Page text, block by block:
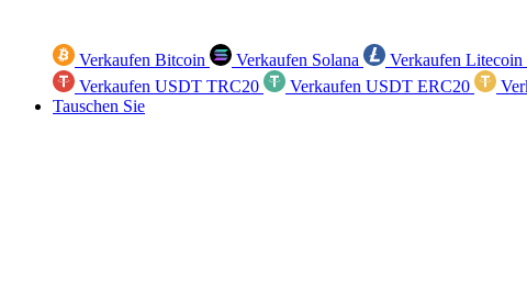
Verkaufen Bitcoin Verkaufen Solana Verkaufen Litecoin
Verkaufen USDT TRC20
Verkaufen USDT ERC20
Tauschen Sie